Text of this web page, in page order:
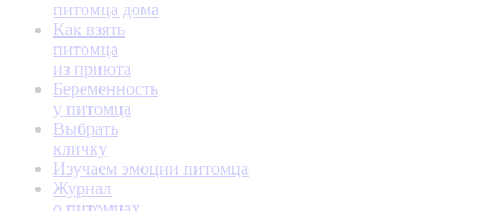
питомца дома
Как взять
питомца
из приюта
Беременность
у питомца
Выбрать
кличку
Изучаем эмоции питомца
Журнал